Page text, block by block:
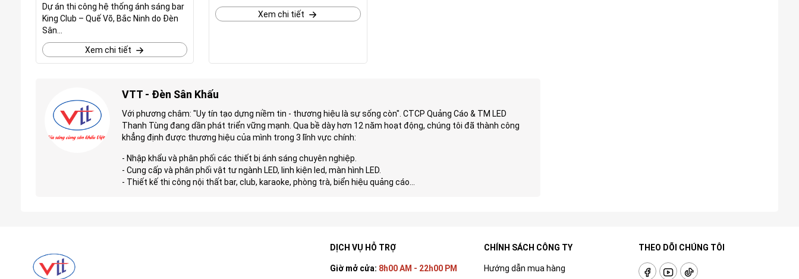
Dự án thi công hệ thống ánh sáng bar
King Club – Quế Võ, Bắc Ninh do Đèn
Sân...
Xem chi tiết
Xem chi tiết
VTT - Đèn Sân Khấu
Với phương châm: "Uy tín tạo dựng niềm tin - thương hiệu là sự sống còn". CTCP Quảng Cáo & TM LED
Thanh Tùng đang dần phát triển vững mạnh. Qua bề dày hơn 12 năm hoạt động, chúng tôi đã thành công
khẳng định được thương hiệu của mình trong 3 lĩnh vực chính:
- Nhập khẩu và phân phối các thiết bị ánh sáng chuyên nghiệp.
- Cung cấp và phân phối vật tư ngành LED, linh kiện led, màn hình LED.
- Thiết kế thi công nội thất bar, club, karaoke, phòng trà, biển hiệu quảng cáo...
DỊCH VỤ HỖ TRỢ
Giờ mở cửa: 8h00 AM - 22h00 PM
CHÍNH SÁCH CÔNG TY
Hướng dẫn mua hàng
THEO DÕI CHÚNG TÔI